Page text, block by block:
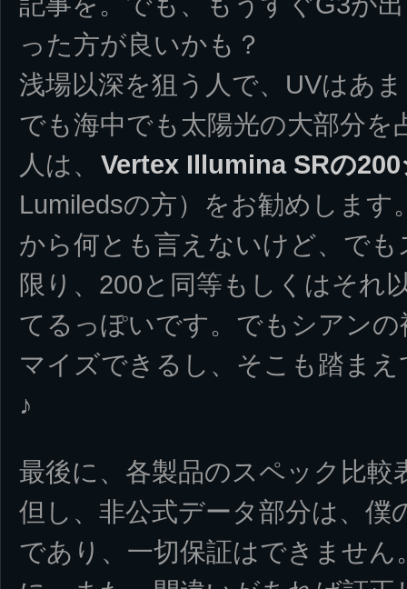
った方が良いかも？
浅場以深を狙う人で、UVはあ
でも海中でも太陽光の大部分
人は、 Vertex Illumina SRの
Lumiledsの方）をお勧めします
から何とも言えないけど、で
限り、200と同等もしくはそれ
てるっぽいです。でもシアン
マイズできるし、そこも踏ま
♪
最後に、各製品のスペック比較
但し、非公式データ部分は、僕
であり、一切保証はできませ